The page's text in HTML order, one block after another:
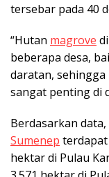
tersebar pada 40
“Hutan magrove di
beberapa desa,
daratan,
sangat penting di
Berdasarkan
Sumenep terdapat
hektar di Pulau